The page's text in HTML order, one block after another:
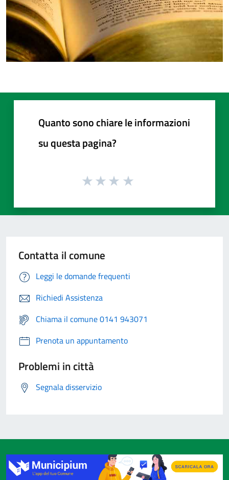
Quanto sono chiare le informazioni
su questa pagina?
Contatta il comune
Leggi le domande frequenti
Richiedi Assistenza
Chiama il comune 0141 943071
Prenota un appuntamento
Problemi in città
Segnala disservizio